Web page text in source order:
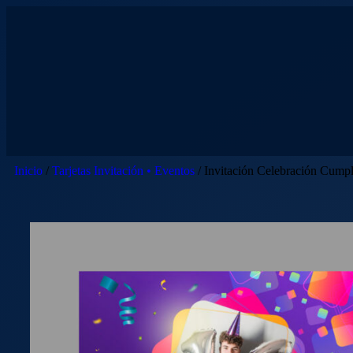
Inicio / Tarjetas Invitación • Eventos / Invitación Celebración